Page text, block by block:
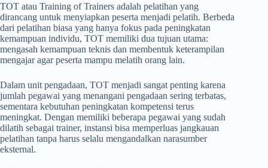
TOT atau Training of Trainers adalah pelatihan yang
dirancang untuk menyiapkan peserta menjadi pelatih. Berbeda
dari pelatihan biasa yang hanya fokus pada peningkatan
kemampuan individu, TOT memiliki dua tujuan utama:
mengasah kemampuan teknis dan membentuk keterampilan
mengajar agar peserta mampu melatih orang lain.
Dalam unit pengadaan, TOT menjadi sangat penting karena
jumlah pegawai yang menangani pengadaan sering terbatas,
sementara kebutuhan peningkatan kompetensi terus
meningkat. Dengan memiliki beberapa pegawai yang sudah
dilatih sebagai trainer, instansi bisa memperluas jangkauan
pelatihan tanpa harus selalu mengandalkan narasumber
eksternal.